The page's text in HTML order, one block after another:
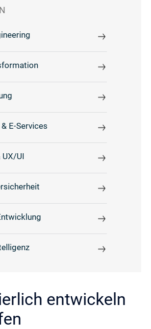
E-Services
UI
entwickeln